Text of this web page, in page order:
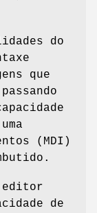
do
que
(MDI)
editor
de